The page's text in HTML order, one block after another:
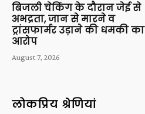
बिजली चेकिंग के दौरान जेई से
अभद्रता, जान से मारने व
ट्रांसफार्मर उड़ाने की धमकी का
आरोप
August 7, 2026
लोकप्रिय श्रेणियां